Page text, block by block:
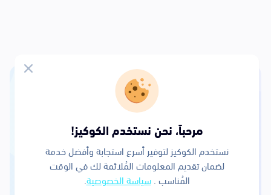
الكلماتواستخدمها بدون
انترنت
احفظ الأغاني في مكتبة كلمات الخاصة بك التي تستطيع الرجوع
إليها بدون انترنت، كلمات الأول والأقوى لكافة الأغاني العربية،
حمل تطبيق كلمات الآن
مرحباً، نحن نستخدم الكوكيز!
نستخدم الكوكيز لتوفير أسرع استجابة وأفضل خدمة
لضمان تقديم المعلومات المُلائمة لك في الوقت
المُناسب .سياسة الخصوصية.